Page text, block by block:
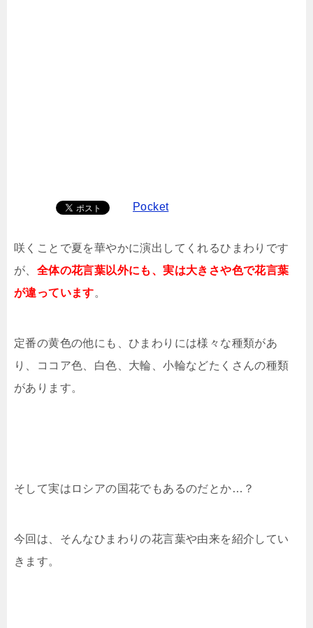
Pocket
咲くことで夏を華やかに演出してくれるひまわりです
が、 全体の花言葉以外にも、実は大きさや色で花言葉
が違っています。
定番の黄色の他にも、ひまわりには様々な種類があ
り、ココア色、白色、大輪、小輪などたくさんの種類
があります。
そして実はロシアの国花でもあるのだとか…？
今回は、そんなひまわりの花言葉や由来を紹介してい
きます。